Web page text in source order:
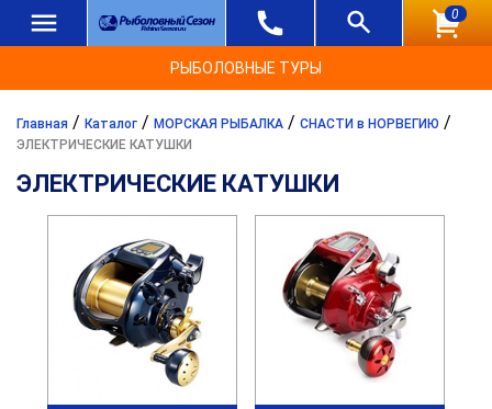
0
РЫБОЛОВНЫЕ ТУРЫ
Главная / Каталог / МОРСКАЯ РЫБАЛКА / СНАСТИ в НОРВЕГИЮ /
ЭЛЕКТРИЧЕСКИЕ КАТУШКИ
ЭЛЕКТРИЧЕСКИЕ КАТУШКИ